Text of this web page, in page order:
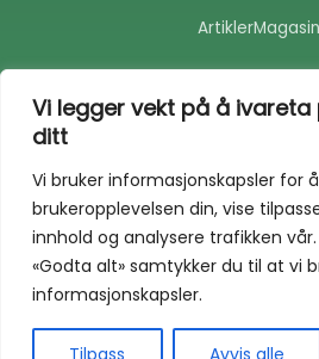
Vi legger vekt på å
ditt
Vi bruker informasjonskapsler for
brukeropplevelsen din, vise
innhold og analysere trafikken vår.
«Godta alt» samtykker du til at vi
informasjonskapsler.
Tilpass Avvis alle
Artikler
a
c
o
o
k
-
f
o
Copyright © 2026